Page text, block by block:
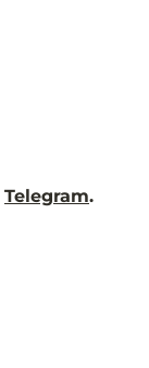
Telegram.